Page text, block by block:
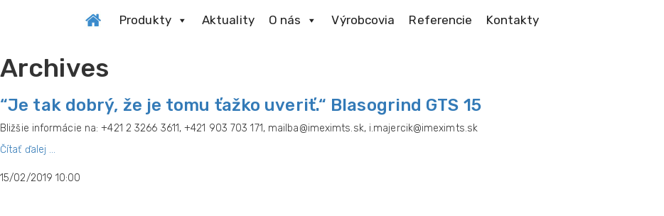
Produkty Aktuality O nás Výrobcovia Referencie Kontakty
Archives
“Je tak dobrý, že je tomu ťažko uveriť.“ Blasogrind GTS 15
Bližšie informácie na: +421 2 3266 3611, +421 903 703 171, mailba@imeximts.sk, i.majercik@imeximts.sk
Čítať ďalej ...
15/02/2019 10:00